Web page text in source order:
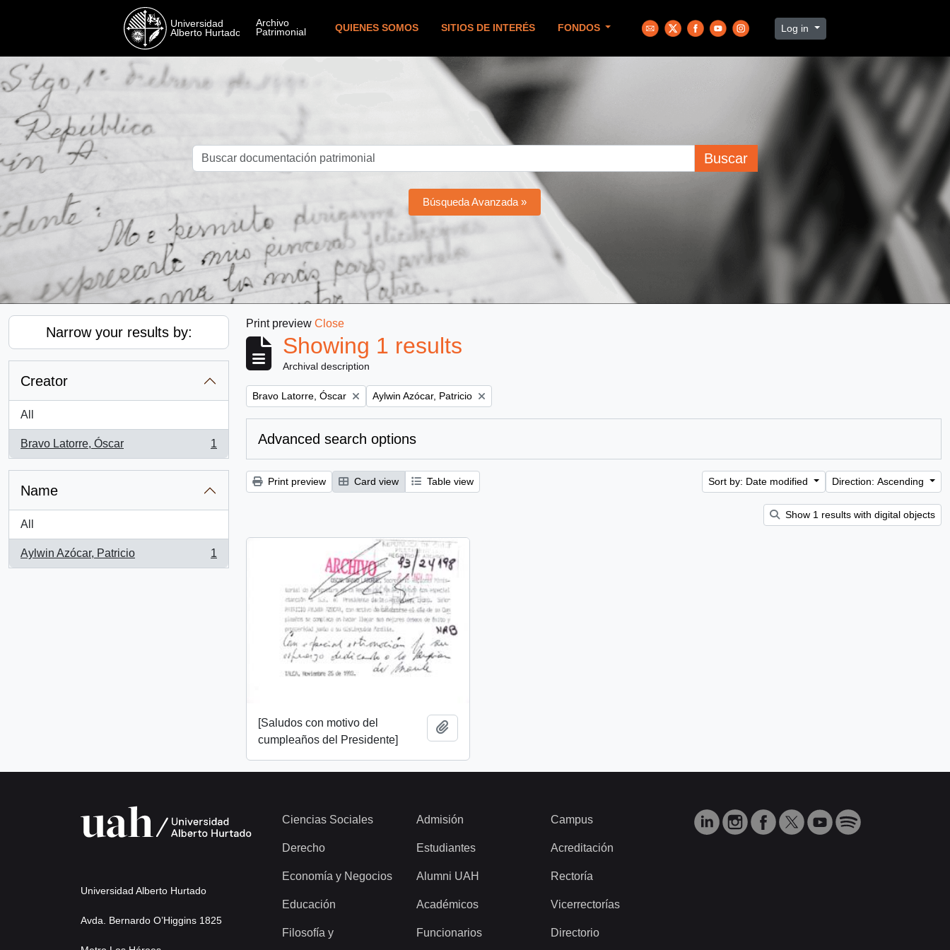
QUIENES SOMOS SITIOS DE INTERÉS FONDOS Log in
Buscar
Búsqueda Avanzada »
Narrow your results by:
Creator
All
Bravo Latorre, Óscar
, 1 results
1
Name
All
Aylwin Azócar, Patricio
, 1 results
1
Print preview Close
Showing 1 results
Archival description
Remove filter:
Bravo Latorre, Óscar Remove filter:
Aylwin Azócar, Patricio
Advanced search options
Print preview Card view Table view Sort by: Date modified Direction: Ascending
Show 1 results with digital objects
[Saludos con motivo del
cumpleaños del Presidente]
Universidad Alberto Hurtado
Avda. Bernardo O’Higgins 1825
Ciencias Sociales
Derecho
Economía y Negocios
Educación
Filosofía y
Admisión
Estudiantes
Alumni UAH
Académicos
Funcionarios
Campus
Acreditación
Rectoría
Vicerrectorías
Directorio